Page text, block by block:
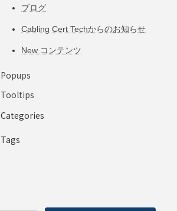
ブログ
Cabling Cert Techからのお知らせ
New コンテンツ
Popups
Tooltips
Categories
Tags